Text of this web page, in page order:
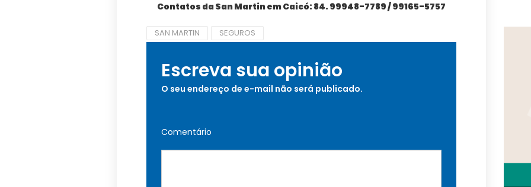
Contatos da San Martin em Caicó: 84. 99948-7789 / 99165-5757
SAN MARTIN SEGUROS
Escreva sua opinião
O seu endereço de e-mail não será publicado.
Comentário